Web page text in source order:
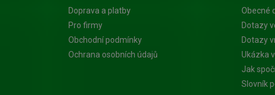
Doprava a platby
Pro firmy
Obchodní podmínky
Ochrana osobních údajů
Obecné
Dotazy
Dotazy
Ukázka
Jak
Slovník